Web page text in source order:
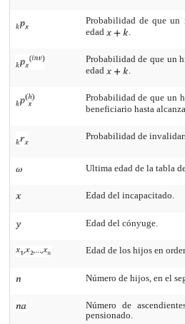
Probabilidad de que
edad
.
Probabilidad de que un
edad
.
Probabilidad de que un
beneficiario hasta
Probabilidad de
Ultima edad de la tabla
Edad del incapacitado.
Edad del cónyuge.
Edad de los hijos en
Número de hijos, en el
Número de
pensionado.